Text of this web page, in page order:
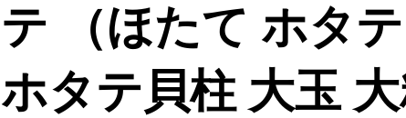
テ （ほたて ホタ
ホタテ貝柱 大玉